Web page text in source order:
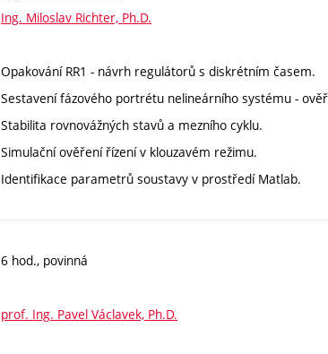
Ing. Miloslav Richter, Ph.D.
Opakování RR1 - návrh regulátorů s diskrétním časem.
Sestavení fázového portrétu nelineárního systému -
Stabilita rovnovážných stavů a mezního cyklu.
Simulační ověření řízení v klouzavém režimu.
Identifikace parametrů soustavy v prostředí Matlab.
6 hod., povinná
prof. Ing. Pavel Václavek, Ph.D.